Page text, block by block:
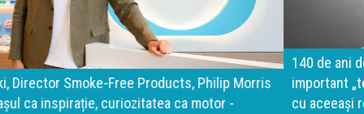
140 de ani de Mercedes-Benz. Ramona Pîrlog: Cel mai
important „test al timpului” este să inovăm constant, dar
cu aceeași responsabilitate față de oameni, siguranță și